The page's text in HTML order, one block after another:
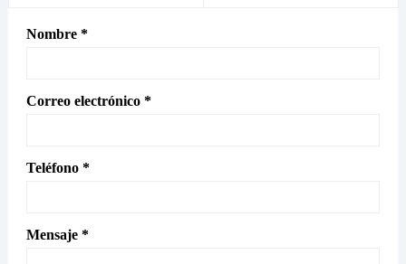
Nombre *
Correo electrónico *
Teléfono *
Mensaje *